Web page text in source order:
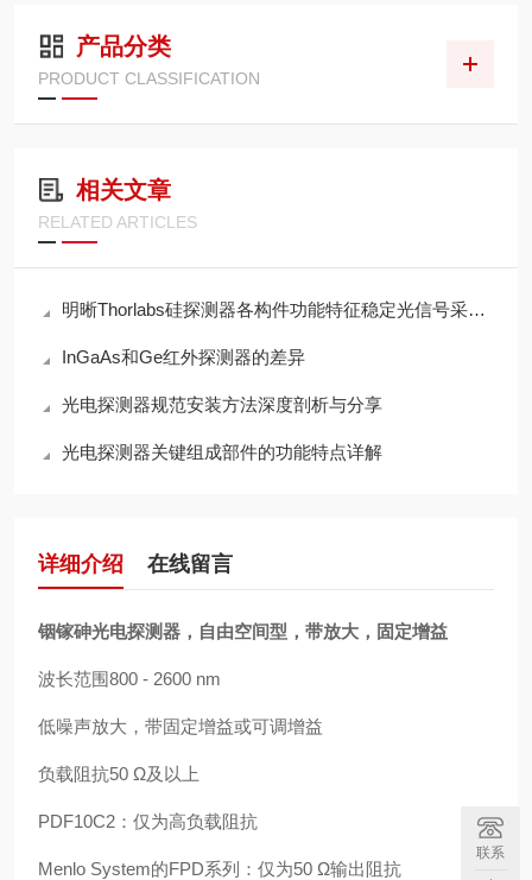
产品分类
PRODUCT CLASSIFICATION
相关文章
RELATED ARTICLES
明晰Thorlabs硅探测器各构件功能特征稳定光信号采集的完整度
InGaAs和Ge红外探测器的差异
光电探测器规范安装方法深度剖析与分享
光电探测器关键组成部件的功能特点详解
详细介绍 在线留言
铟镓砷光电探测器，自由空间型，带放大 ，固定增益
波长范围800 - 2600 nm
低噪声放大，带固定增益或可调增益
负载阻抗50 Ω及以上
PDF10C2：仅为高负载阻抗
Menlo System的FPD系列：仅为50 Ω输出阻抗
联系